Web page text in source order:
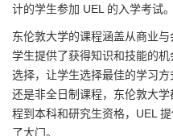
计的学生参加 UEL 的入学考试。
东伦敦大学的课程涵盖从商业
学生提供了获得知识和技能的
选择，让学生选择最佳的学习
还是非全日制课程，东伦敦大
程到本科和研究生资格，UEL
了大门。